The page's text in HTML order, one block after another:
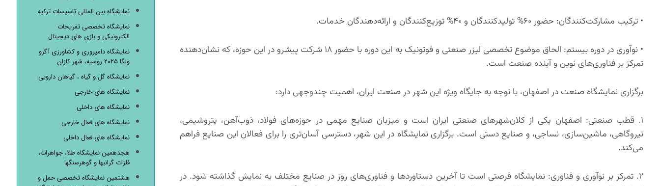
• ترکیب مشارکت‌کنندگان: حضور ۶۰% تولیدکنندگان و ۴۰% توزیع‌کنندگان و ارائه‌دهندگان خدمات.
• نوآوری در دوره بیستم: الحاق موضوع تخصصی لیزر صنعتی و فوتونیک به این دوره با حضور ۱۸ شرکت پیشرو در این حوزه، که نشان‌دهنده
تمرکز بر فناوری‌های نوین و آینده صنعت است.
برگزاری نمایشگاه صنعت در اصفهان، با توجه به جایگاه ویژه این شهر در صنعت ایران، اهمیت چندوجهی دارد:
۱. قطب صنعتی: اصفهان یکی از کلان‌شهرهای صنعتی ایران است و میزبان صنایع مهمی در حوزه‌های فولاد، ذوب‌آهن، پتروشیمی،
نیروگاهی، ماشین‌سازی، نساجی، و صنایع دستی است. برگزاری نمایشگاه در این شهر، دسترسی آسان‌تری را برای فعالان این صنایع فراهم
می‌کند.
۲. تمرکز بر نوآوری و فناوری: نمایشگاه فرصتی است تا آخرین دستاوردها و فناوری‌های روز در صنایع مختلف به نمایش گذاشته شود. در
نمایشگاه بین المللی تاسیسات ترکیه
نمایشگاه تخصصی تفریحات
الکترونیکی و بازی های دیجیتال
نمایشگاه دامپروری و کشاورزی آگرو
ولگا ۲۰۲۵ روسیه، شهر کازان
نمایشگاه گل و گیاه ، گیاهان دارویی
نمایشگاه های خارجی
نمایشگاه های داخلی
نمایشگاه های فعال خارجی
نمایشگاه های فعال داخلی
هجدهمین نمایشگاه طلا، جواهرات،
فلزات گرانبها و گوهرسنگها
هشتمین نمایشگاه تخصصی حمل و